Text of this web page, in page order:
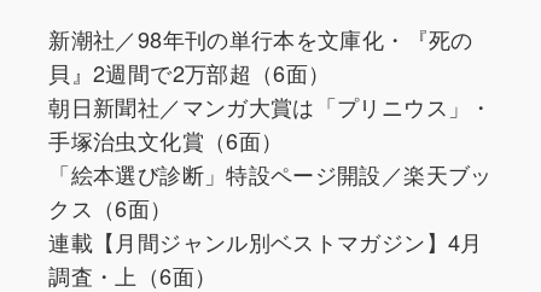
新潮社／98年刊の単行本を文庫化・『死の
貝』2週間で2万部超（6面）
朝日新聞社／マンガ大賞は「プリニウス」・
手塚治虫文化賞（6面）
「絵本選び診断」特設ページ開設／楽天ブッ
クス（6面）
連載【月間ジャンル別ベストマガジン】4月
調査・上（6面）